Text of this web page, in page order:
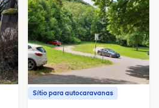
Sítio para autocaravanas